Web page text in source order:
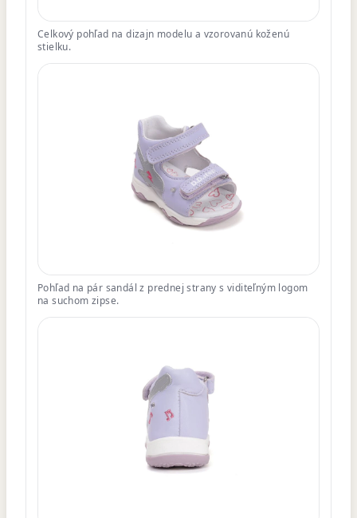
Celkový pohľad na dizajn modelu a vzorovanú koženú
stielku.
Pohľad na pár sandál z prednej strany s viditeľným logom
na suchom zipse.